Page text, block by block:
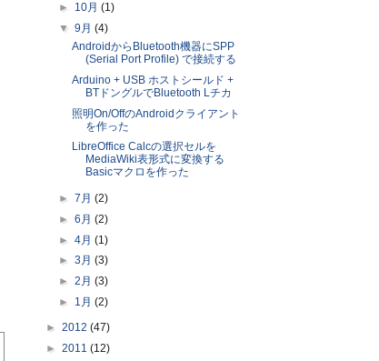
► 10月(1)
▼9月(4)
AndroidからBluetooth機器にSPP
(Serial Port Profile) で接続する
Arduino + USB ホストシールド +
BTドングルでBluetooth Lチカ
照明On/OffのAndroidクライアント
を作った
LibreOffice Calcの選択セルを
MediaWiki表形式に変換する
Basicマクロを作った
►7月(2)
►6月(2)
►4月(1)
►3月(3)
►2月(3)
► 1月(2)
► 2012 (47)
► 2011 (12)